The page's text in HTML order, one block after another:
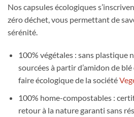
Nos capsules écologiques
zéro déchet, vous permettant de
sérénité.
100% végétales : sans plastique
sourcées à partir d’amidon de
faire écologique de la société
100% home-compostables :
retour à la nature garanti sans